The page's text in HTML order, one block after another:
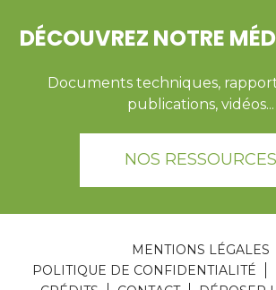
DÉCOUVREZ NOTRE
Documents techniques,
publications, vidéos...
NOS RESSOURCES
MENTIONS LÉGALES
POLITIQUE DE CONFIDENTIALITÉ